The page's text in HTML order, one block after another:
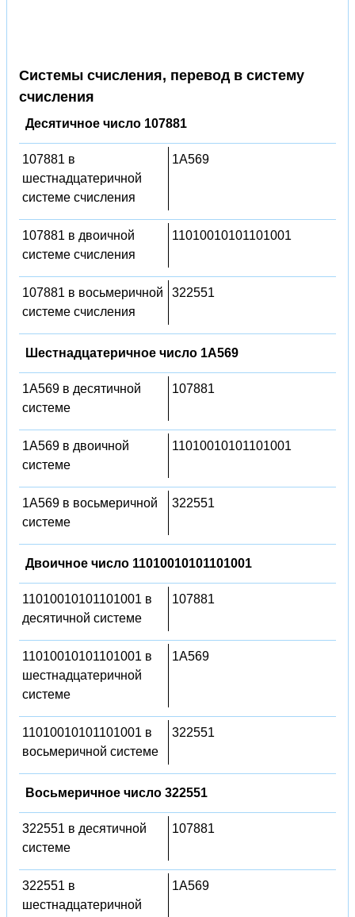
Системы счисления, перевод в систему
счисления
Десятичное число 107881
107881 в
шестнадцатеричной
системе счисления
1A569
107881 в двоичной
системе счисления
11010010101101001
107881 в восьмеричной
системе счисления
322551
Шестнадцатеричное число 1A569
1A569 в десятичной
системе
107881
1A569 в двоичной
системе
11010010101101001
1A569 в восьмеричной
системе
322551
Двоичное число 11010010101101001
11010010101101001 в
десятичной системе
107881
11010010101101001 в
шестнадцатеричной
системе
1A569
11010010101101001 в
восьмеричной системе
322551
Восьмеричное число 322551
322551 в десятичной
системе
107881
322551 в
шестнадцатеричной
1A569